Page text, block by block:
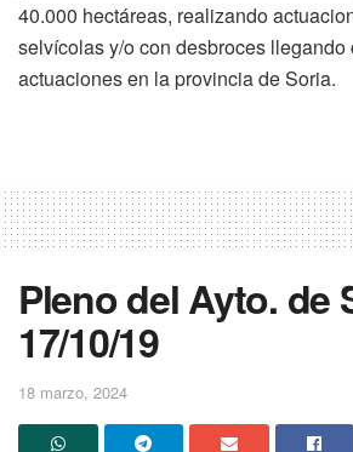
40.000 hectáreas, realizando
selvícolas y/o con desbroces
actuaciones en la provincia de Soria.
Pleno del Ayto. de
17/10/19
18 marzo, 2024